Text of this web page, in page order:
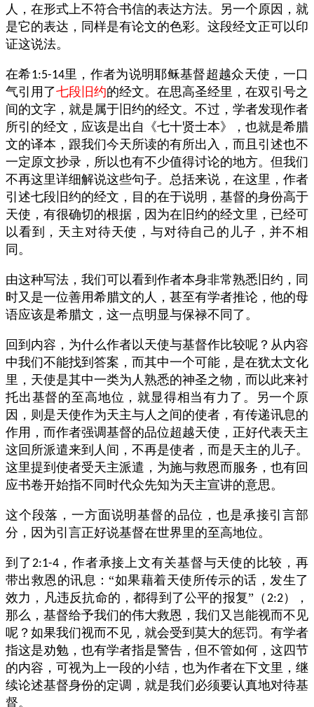
人，在形式上不符合书信的表达方法。另一个原因，就
是它的表达，同样是有论文的色彩。这段经文正可以印
证这说法。
在希1:5-14里，作者为说明耶稣基督超越众天使，一口
气引用了七段旧约的经文。在思高圣经里，在双引号之
间的文字，就是属于旧约的经文。不过，学者发现作者
所引的经文，应该是出自《七十贤士本》，也就是希腊
文的译本，跟我们今天所读的有所出入，而且引述也不
一定原文抄录，所以也有不少值得讨论的地方。但我们
不再这里详细解说这些句子。总括来说，在这里，作者
引述七段旧约的经文，目的在于说明，基督的身份高于
天使，有很确切的根据，因为在旧约的经文里，已经可
以看到，天主对待天使，与对待自己的儿子，并不相
同。
由这种写法，我们可以看到作者本身非常熟悉旧约，同
时又是一位善用希腊文的人，甚至有学者推论，他的母
语应该是希腊文，这一点明显与保禄不同了。
回到内容，为什么作者以天使与基督作比较呢？从内容
中我们不能找到答案，而其中一个可能，是在犹太文化
里，天使是其中一类为人熟悉的神圣之物，而以此来衬
托出基督的至高地位，就显得相当有力了。另一个原
因，则是天使作为天主与人之间的使者，有传递讯息的
作用，而作者强调基督的品位超越天使，正好代表天主
这回所派遣来到人间，不再是使者，而是天主的儿子。
这里提到使者受天主派遣，为施与救恩而服务，也有回
应书卷开始指不同时代众先知为天主宣讲的意思。
这个段落，一方面说明基督的品位，也是承接引言部
分，因为引言正好说基督在世界里的至高地位。
到了2:1-4，作者承接上文有关基督与天使的比较，再
带出救恩的讯息：“如果藉着天使所传示的话，发生了
效力，凡违反抗命的，都得到了公平的报复”（ 2:2），
那么，基督给予我们的伟大救恩，我们又岂能视而不见
呢？如果我们视而不见，就会受到莫大的惩罚。有学者
指这是劝勉，也有学者指是警告，但不管如何，这四节
的内容，可视为上一段的小结，也为作者在下文里，继
续论述基督身份的定调，就是我们必须要认真地对待基
督。